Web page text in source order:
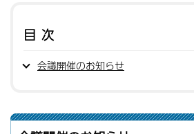
目次
会議開催のお知らせ